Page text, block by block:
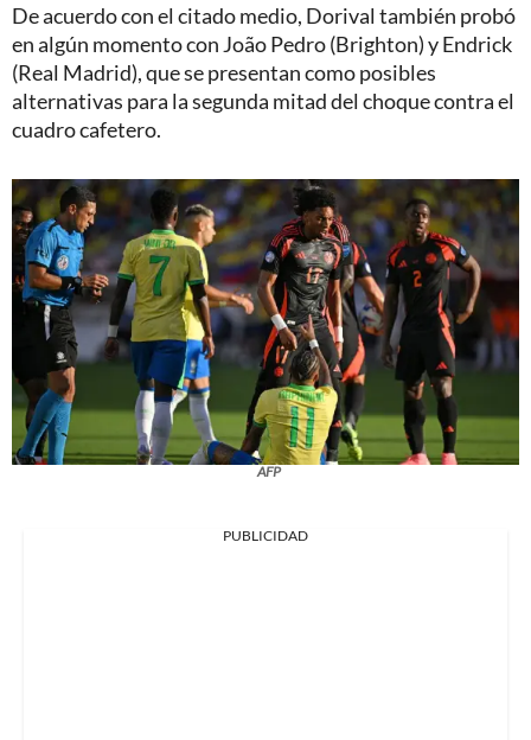
De acuerdo con el citado medio, Dorival también probó
en algún momento con João Pedro (Brighton) y Endrick
(Real Madrid), que se presentan como posibles
alternativas para la segunda mitad del choque contra el
cuadro cafetero.
AFP
PUBLICIDAD